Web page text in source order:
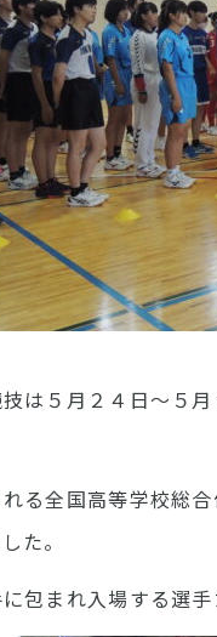
は５月２４日～５
る全国高等学校総
た。
包まれ入場する選手